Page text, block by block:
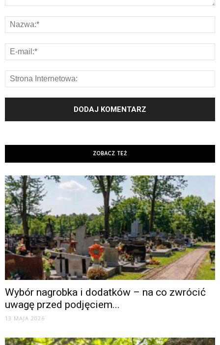
ZOBACZ TEŻ
Wybór nagrobka i dodatków – na co zwrócić
uwagę przed podjęciem...
13 MAJA 2026